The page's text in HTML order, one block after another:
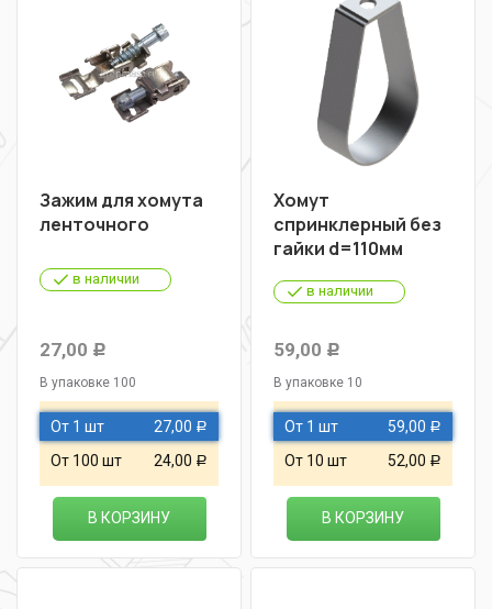
Зажим для хомута
ленточного
в наличии
27,00 Р
В упаковке 100
От 1 шт 27,00 Р
От 100 шт 24,00 Р
В КОРЗИНУ
Хомут
спринклерный без
гайки d=110мм
в наличии
59,00 Р
В упаковке 10
От 1 шт 59,00 Р
От 10 шт 52,00 Р
В КОРЗИНУ